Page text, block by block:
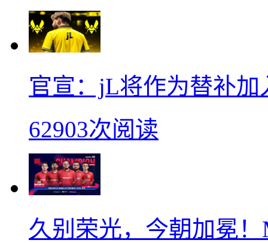
官宣：jL将作为替补加
62903次阅读
久别荣光，今朝加冕